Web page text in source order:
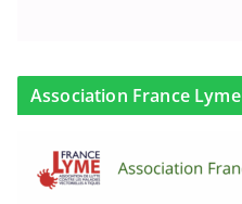
Association France Lyme